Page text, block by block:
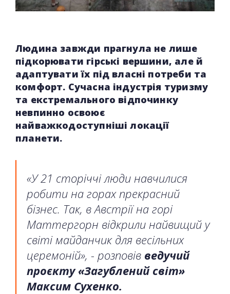
Людина завжди прагнула не лише
підкорювати гірські вершини, але й
адаптувати їх під власні потреби та
комфорт. Сучасна індустрія туризму
та екстремального відпочинку
невпинно освоює
найважкодоступніші локації
планети.
«У 21 сторіччі люди навчилися
робити на горах прекрасний
бізнес. Так, в Австрії на горі
Маттергорн відкрили найвищий у
світі майданчик для весільних
церемоній», - розповів ведучий
проєкту «Загублений світ»
Максим Сухенко.